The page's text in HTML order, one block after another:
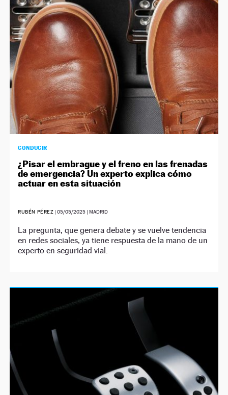
CONDUCIR
¿Pisar el embrague y el freno en las frenadas
de emergencia? Un experto explica cómo
actuar en esta situación
RUBÉN PÉREZ |05/05/2025 | MADRID
La pregunta, que genera debate y se vuelve tendencia
en redes sociales, ya tiene respuesta de la mano de un
experto en seguridad vial.